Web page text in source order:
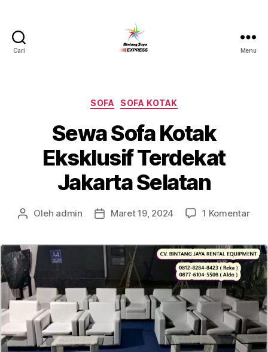
Cari
Pesta
Jabodetabek,Tlp.0878-
7350-
8787
Menu
Kategori
SOFA SOFA KOTAK
Sewa Sofa Kotak
Eksklusif Terdekat
Jakarta Selatan
Penulis
Oleh admin
Tanggal
Maret 19, 2024 1 Komentar